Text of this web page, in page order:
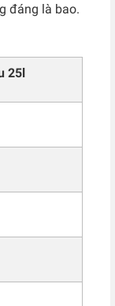
đáng là bao.
25l